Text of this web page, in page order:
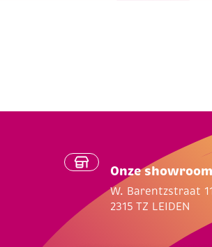
Onze showroom
W. Barentzstraat
2315 TZ LEIDEN